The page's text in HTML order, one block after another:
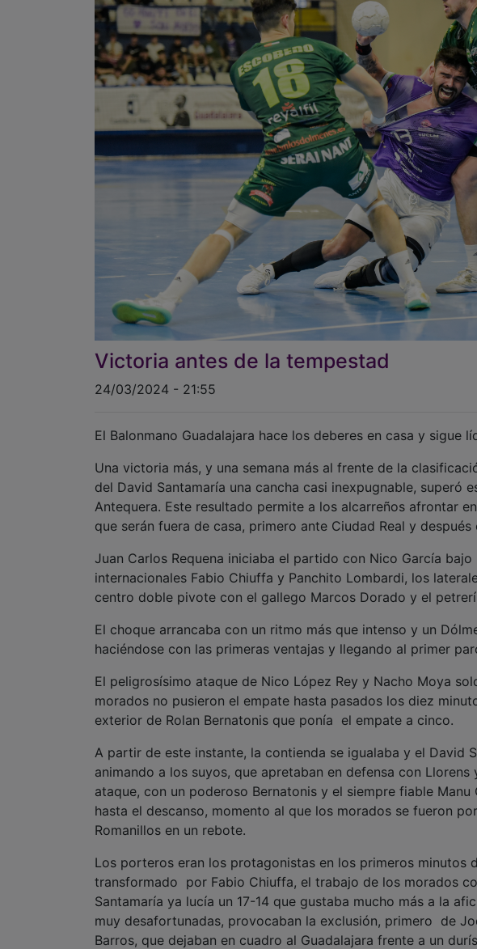
Victoria antes de la tempestad
24/03/2024 - 21:55
El Balonmano Guadalajara hace los deberes en casa y sigue
Una victoria más, y una semana más al frente de la
del David Santamaría una cancha casi inexpugnable, superó
Antequera. Este resultado permite a los alcarreños afrontar
que serán fuera de casa, primero ante Ciudad Real y después
Juan Carlos Requena iniciaba el partido con Nico García
internacionales Fabio Chiuffa y Panchito Lombardi, los
centro doble pivote con el gallego Marcos Dorado y el
El choque arrancaba con un ritmo más que intenso y un
haciéndose con las primeras ventajas y llegando al primer
El peligrosísimo ataque de Nico López Rey y Nacho Moya
morados no pusieron el empate hasta pasados los diez
exterior de Rolan Bernatonis que ponía el empate a cinco.
A partir de este instante, la contienda se igualaba y el David
animando a los suyos, que apretaban en defensa con
ataque, con un poderoso Bernatonis y el siempre fiable
hasta el descanso, momento al que los morados se fueron
Romanillos en un rebote.
Los porteros eran los protagonistas en los primeros minutos
transformado por Fabio Chiuffa, el trabajo de los morados
Santamaría ya lucía un 17-14 que gustaba mucho más a la
muy desafortunadas, provocaban la exclusión, primero de
Barros, que dejaban en cuadro al Guadalajara frente a un